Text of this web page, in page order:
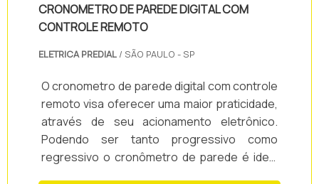
CRONOMETRO DE PAREDE DIGITAL COM
CONTROLE REMOTO
ELETRICA PREDIAL / SÃO PAULO - SP
O cronometro de parede digital com controle
remoto visa oferecer uma maior praticidade,
através de seu acionamento eletrônico.
Podendo ser tanto progressivo como
regressivo o cronômetro de parede é ideal